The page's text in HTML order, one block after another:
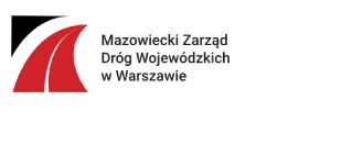
Przejdź
do
głównej
treści